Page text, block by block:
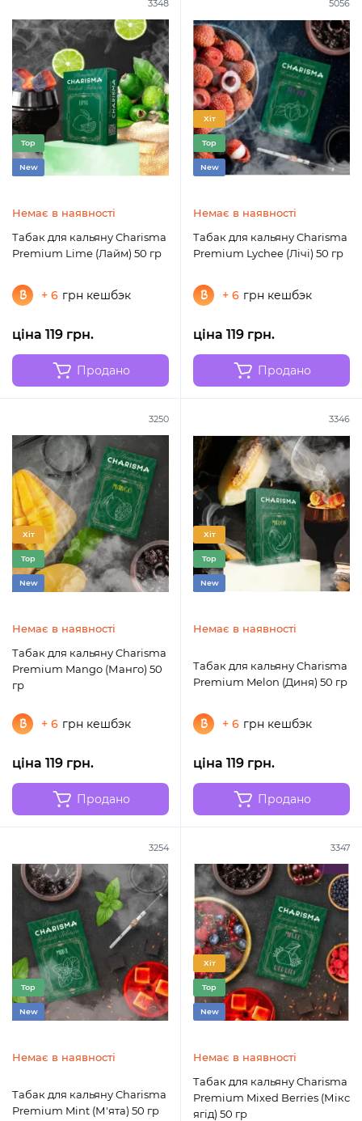
3348
Top
New
Немає в наявності
Табак для кальяну Charisma
Premium Lime (Лайм) 50 гр
+ 6 грн кешбэк
ціна 119 грн.
Продано
5056
Хіт
Top
New
Немає в наявності
Табак для кальяну Charisma
Premium Lychee (Лічі) 50 гр
+ 6 грн кешбэк
ціна 119 грн.
Продано
3250
Хіт
Top
New
Немає в наявності
Табак для кальяну Charisma
Premium Mango (Манго) 50
гр
+ 6 грн кешбэк
ціна 119 грн.
Продано
3346
Хіт
Top
New
Немає в наявності
Табак для кальяну Charisma
Premium Melon (Диня) 50 гр
+ 6 грн кешбэк
ціна 119 грн.
Продано
3254
Top
New
Немає в наявності
Табак для кальяну Charisma
Premium Mint (М'ята) 50 гр
3347
Хіт
Top
New
Немає в наявності
Табак для кальяну Charisma
Premium Mixed Berries (Мікс
ягід) 50 гр